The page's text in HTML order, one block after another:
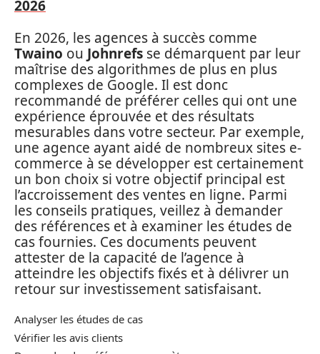
2026
En 2026, les agences à succès comme
Twaino ou Johnrefs se démarquent par leur
maîtrise des algorithmes de plus en plus
complexes de Google. Il est donc
recommandé de préférer celles qui ont une
expérience éprouvée et des résultats
mesurables dans votre secteur. Par exemple,
une agence ayant aidé de nombreux sites e-
commerce à se développer est certainement
un bon choix si votre objectif principal est
l’accroissement des ventes en ligne. Parmi
les conseils pratiques, veillez à demander
des références et à examiner les études de
cas fournies. Ces documents peuvent
attester de la capacité de l’agence à
atteindre les objectifs fixés et à délivrer un
retour sur investissement satisfaisant.
Analyser les études de cas
Vérifier les avis clients